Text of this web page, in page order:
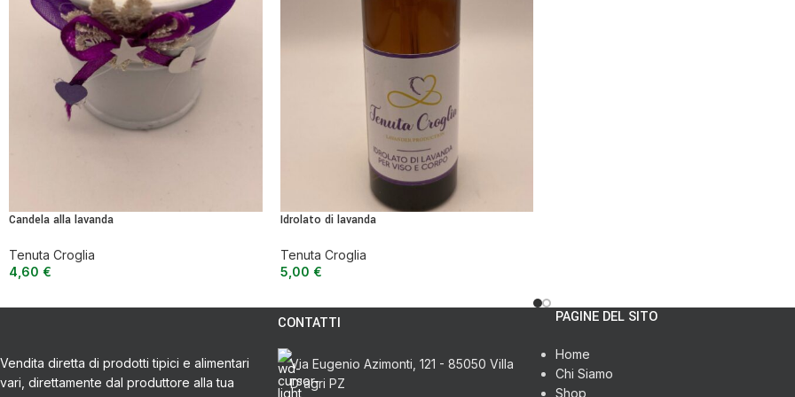
Candela alla lavanda
Tenuta Croglia
4,60 €
Idrolato di lavanda
Tenuta Croglia
5,00 €
Vendita diretta di prodotti tipici e alimentari
vari, direttamente dal produttore alla tua
CONTATTI
Via Eugenio Azimonti, 121 - 85050 Villa
D'agri PZ
PAGINE DEL SITO
Home
Chi Siamo
Shop